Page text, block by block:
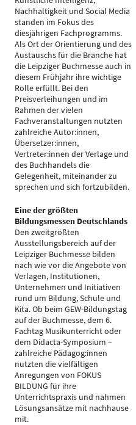
Nachhaltigkeit und Social Media
standen im Fokus des
diesjährigen Fachprogramms.
Als Ort der Orientierung und des
Austauschs für die Branche hat
die Leipziger Buchmesse auch in
diesem Frühjahr ihre wichtige
Rolle erfüllt. Bei den
Preisverleihungen und im
Rahmen der vielen
Fachveranstaltungen nutzten
zahlreiche Autor:innen,
Übersetzer:innen,
Vertreter:innen der Verlage und
des Buchhandels die
Gelegenheit, miteinander zu
sprechen und sich fortzubilden.
Eine der größten
Bildungsmessen Deutschlands
Den zweitgrößten
Ausstellungsbereich auf der
Leipziger Buchmesse bilden
nach wie vor die Angebote von
Verlagen, Institutionen,
Unternehmen und Initiativen
rund um Bildung, Schule und
Kita. Ob beim GEW-Bildungstag
auf der Buchmesse, dem 6.
Fachtag Musikunterricht oder
dem Didacta-Symposium –
zahlreiche Pädagog:innen
nutzten die vielfältigen
Anregungen von FOKUS
BILDUNG für ihre
Unterrichtspraxis und nahmen
Lösungsansätze mit nachhause
mit.